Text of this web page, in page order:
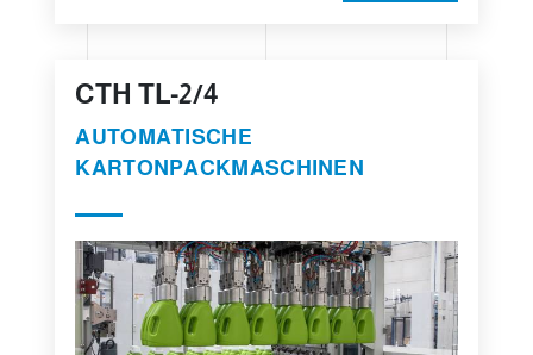
CTH TL-2/4
AUTOMATISCHE
KARTONPACKMASCHINEN